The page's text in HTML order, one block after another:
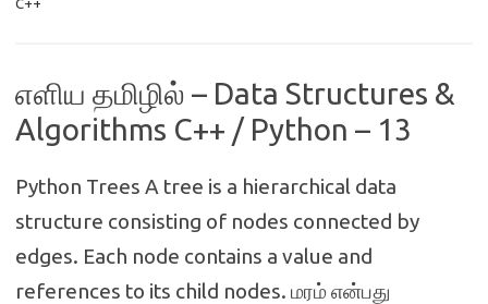
C++
எளிய தமிழில் – Data Structures &
Algorithms C++ / Python – 13
Python Trees A tree is a hierarchical data
structure consisting of nodes connected by
edges. Each node contains a value and
references to its child nodes. மரம் என்பது